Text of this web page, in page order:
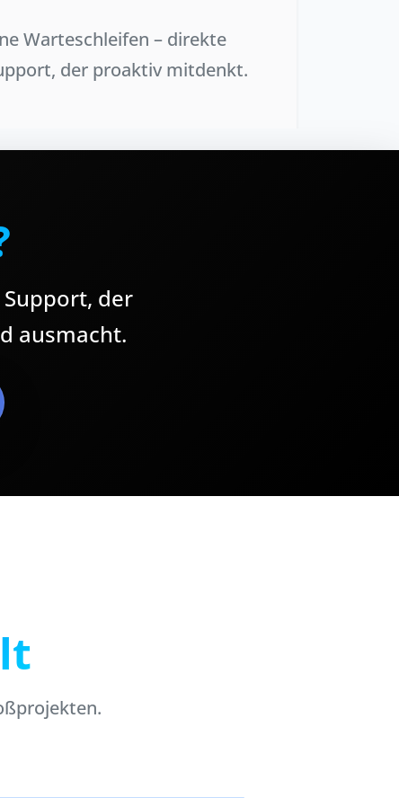
Warteschleifen – direkte
der proaktiv mitdenkt.
der
ausmacht.